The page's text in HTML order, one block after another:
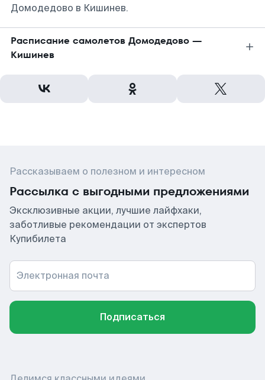
Домодедово в Кишинев.
Расписание самолетов Домодедово —
Кишинев
Рассказываем о полезном и интересном
Рассылка с выгодными предложениями
Эксклюзивные акции, лучшие лайфхаки,
заботливые рекомендации от экспертов
Купибилета
Электронная почта
Подписаться